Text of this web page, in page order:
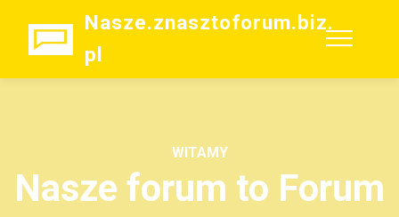
Nasze.znasztoforum.biz.
pl
WITAMY
Nasze forum to Forum